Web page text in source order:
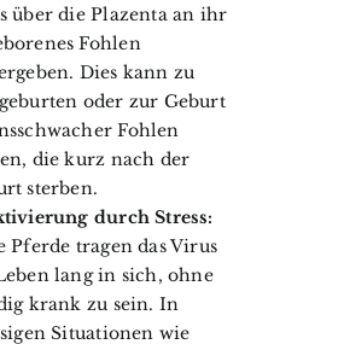
über die Plazenta an ihr
Fohlen
Dies kann zu
oder zur Geburt
Fohlen
die kurz nach der
sterben.
durch Stress:
Pferde tragen das Virus
lang in sich, ohne
krank zu sein. In
Situationen wie